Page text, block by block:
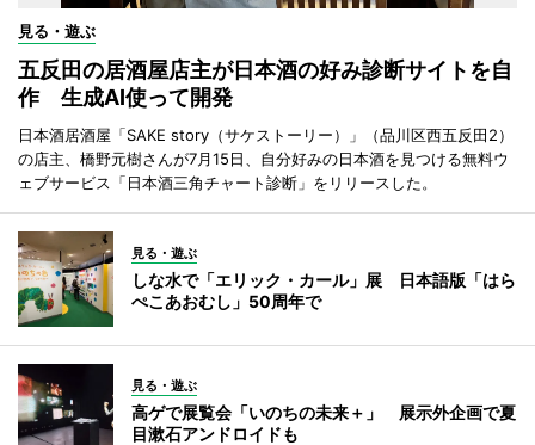
見る・遊ぶ
五反田の居酒屋店主が日本酒の好み診断サイトを自
作 生成AI使って開発
日本酒居酒屋「SAKE story（サケストーリー）」（品川区西五反田2）
の店主、橋野元樹さんが7月15日、自分好みの日本酒を見つける無料ウ
ェブサービス「日本酒三角チャート診断」をリリースした。
見る・遊ぶ
しな水で「エリック・カール」展 日本語版「はら
ぺこあおむし」50周年で
見る・遊ぶ
高ゲで展覧会「いのちの未来＋」 展示外企画で夏
目漱石アンドロイドも